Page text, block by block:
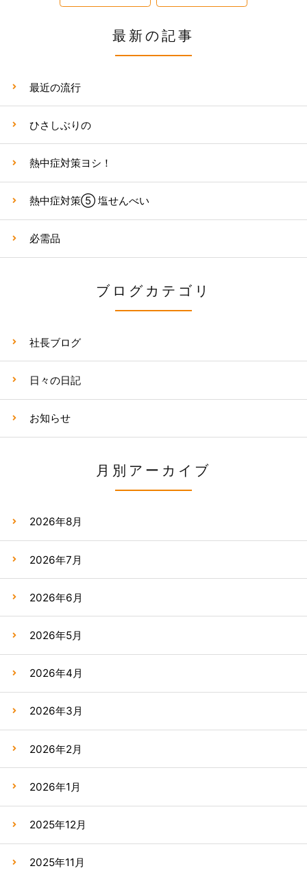
最新の記事
最近の流行
ひさしぶりの
熱中症対策ヨシ！
熱中症対策⑤ 塩せんべい
必需品
ブログカテゴリ
社長ブログ
日々の日記
お知らせ
月別アーカイブ
2026年8月
2026年7月
2026年6月
2026年5月
2026年4月
2026年3月
2026年2月
2026年1月
2025年12月
2025年11月